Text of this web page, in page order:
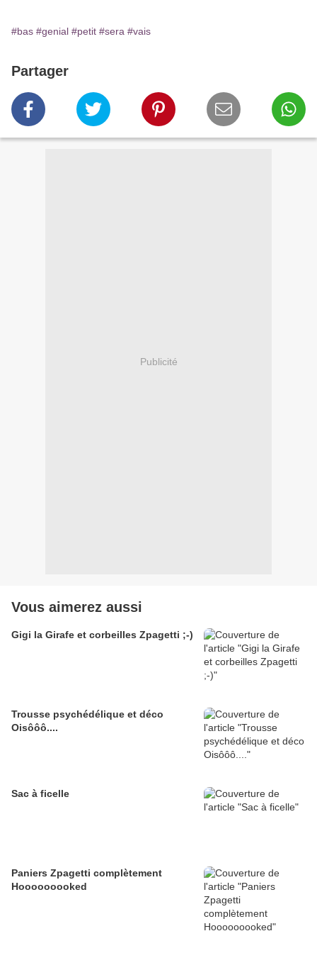
#bas #genial #petit #sera #vais
Partager
Publicité
Vous aimerez aussi
Gigi la Girafe et corbeilles Zpagetti ;-)
Trousse psychédélique et déco
Oisôôô....
Sac à ficelle
Paniers Zpagetti complètement
Hooooooooked